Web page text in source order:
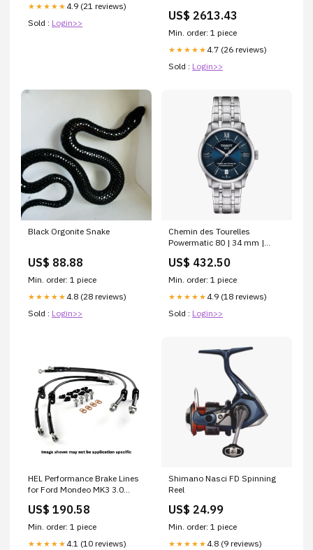
★★★★★ 4.9 (21 reviews)
Sold : Login>>
US$ 2613.43
Min. order: 1 piece
★★★★★ 4.7 (26 reviews)
Sold : Login>>
Black Orgonite Snake
US$ 88.88
Min. order: 1 piece
★★★★★ 4.8 (28 reviews)
Sold : Login>>
Chemin des Tourelles
Powermatic 80 | 34 mm |
US$ 432.50
Min. order: 1 piece
★★★★★ 4.9 (18 reviews)
Sold : Login>>
HEL Performance Brake Lines
for Ford Mondeo MK3 3.0
Steel Braided
Suspension>Suspension
Arms & Components
US$ 190.58
Min. order: 1 piece
★★★★★ 4.1 (10 reviews)
Shimano Nasci FD Spinning
Reel
US$ 24.99
Min. order: 1 piece
★★★★★ 4.8 (9 reviews)